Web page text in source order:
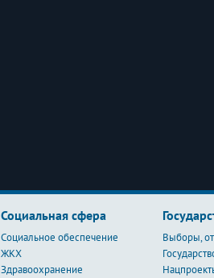
Социальная сфера
Социальное обеспечение
ЖКХ
Здравоохранение
Выборы,